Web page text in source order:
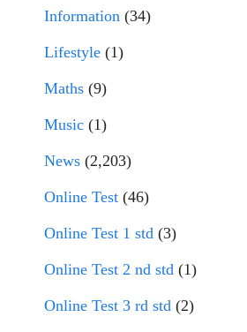
Information (34)
Lifestyle (1)
Maths (9)
Music (1)
News (2,203)
Online Test (46)
Online Test 1 std (3)
Online Test 2 nd std (1)
Online Test 3 rd std (2)